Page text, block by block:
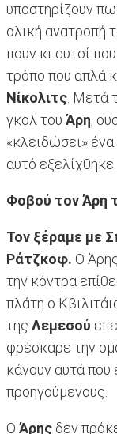
υποστηρίζουν
ολική ανατροπή
πουν κι αυτοί
τρόπο που απλά
Νίκολιτς . Μετά
γκολ του Άρη,
«κλειδώσει»
αυτό εξελίχθηκε.
Φοβού τον Άρη
Τον ξέραμε με
Ράτζκοφ. Ο
την κόντρα
πλάτη ο
της Λεμεσού
φρέσκαρε την
κάνουν αυτά που
προηγούμενους.
Ο Άρης δεν